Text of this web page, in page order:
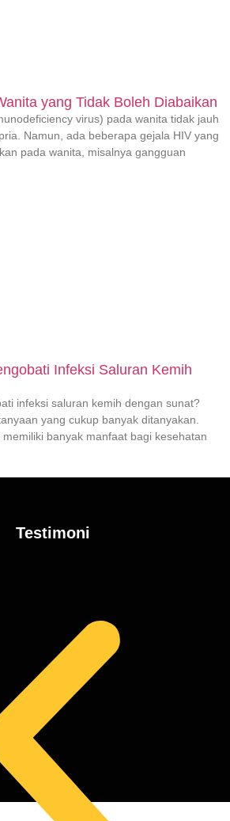
yang Tidak Boleh Diabaikan
virus) pada wanita tidak jauh
Namun, ada beberapa gejala HIV yang
pada wanita, misalnya gangguan
Infeksi Saluran Kemih
infeksi saluran kemih dengan sunat?
yang cukup banyak ditanyakan.
banyak manfaat bagi kesehatan
Testimoni